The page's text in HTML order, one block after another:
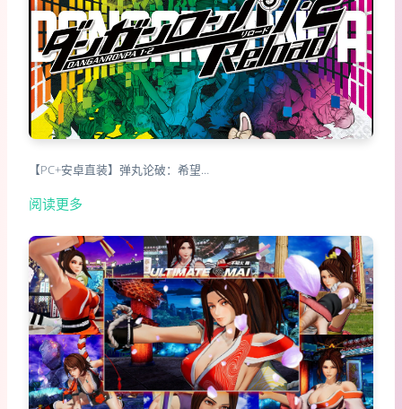
【PC+安卓直装】弹丸论破：希望…
阅读更多